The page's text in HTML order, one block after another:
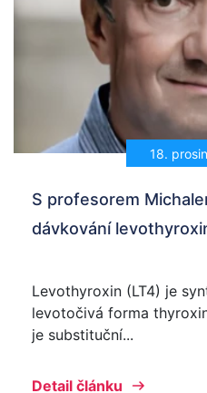
18.
S profesorem
dávkování
Levothyroxin (LT4) je
levotočivá forma
je substituční...
Detail článku